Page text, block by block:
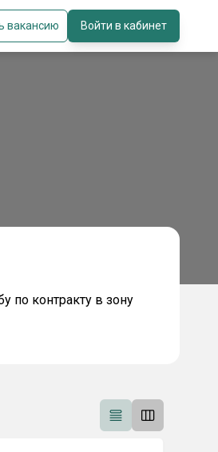
вакансию Войти в кабинет
пo кoнтракту в зону